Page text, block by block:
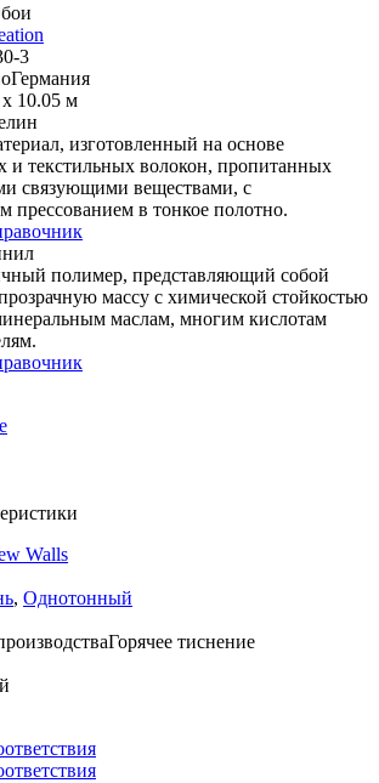
3
Германия
10.05 м
изготовленный на основе
и текстильных волокон, пропитанных
связующими веществами, с
прессованием в тонкое полотно.
полимер, представляющий собой
массу с химической стойкостью
маслам, многим кислотам
Walls
, Однотонный
Горячее тиснение